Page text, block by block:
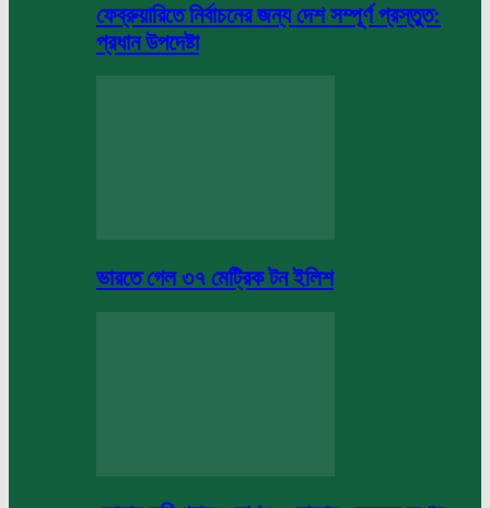
ফেব্রুয়ারিতে নির্বাচনের জন্য দেশ সম্পূর্ণ প্রস্তুত:
প্রধান উপদেষ্টা
ভারতে গেল ৩৭ মেট্রিক টন ইলিশ